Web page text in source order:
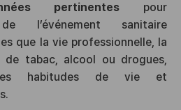
pertinentes pour
l’événement sanitaire
que la vie professionnelle, la
de tabac, alcool ou drogues,
habitudes de vie et